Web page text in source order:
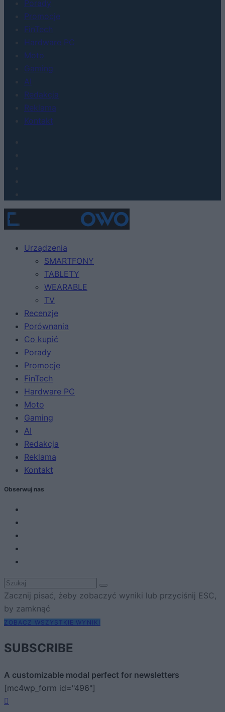
Porady
Promocje
FinTech
Hardware PC
Moto
Gaming
AI
Redakcja
Reklama
Kontakt
Urządzenia
SMARTFONY
TABLETY
WEARABLE
TV
Recenzje
Porównania
Co kupić
Porady
Promocje
FinTech
Hardware PC
Moto
Gaming
AI
Redakcja
Reklama
Kontakt
Obserwuj nas
Zacznij pisać, żeby zobaczyć wyniki lub przyciśnij ESC,
by zamknąć
ZOBACZ WSZYSTKIE WYNIKI
SUBSCRIBE
A customizable modal perfect for newsletters
[mc4wp_form id="496"]